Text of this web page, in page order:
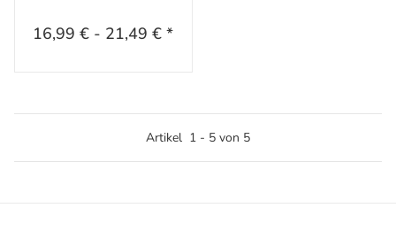
16,99 € - 21,49 €*
Artikel 1 - 5 von 5